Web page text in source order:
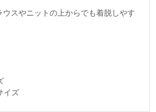
スやニットの上からでも着脱しやす
イズ